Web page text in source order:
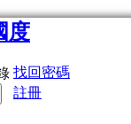
找回密碼
註冊